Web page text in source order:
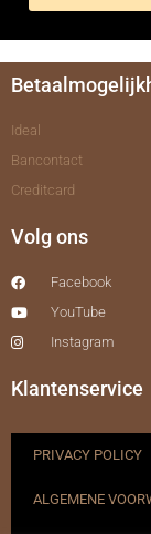
Ideal
Bancontact
Creditcard
Volg ons
Facebook
YouTube
Instagram
Klantenservice
PRIVACY POLICY
ALGEMENE